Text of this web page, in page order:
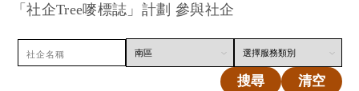
「社企Tree嘜標誌」計劃 參與社企
搜尋 清空